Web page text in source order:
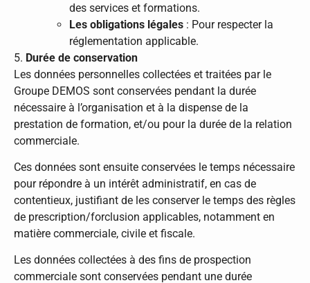
des services et formations.
Les obligations légales : Pour respecter la
réglementation applicable.
5. Durée de conservation
Les données personnelles collectées et traitées par le
Groupe DEMOS sont conservées pendant la durée
nécessaire à l’organisation et à la dispense de la
prestation de formation, et/ou pour la durée de la relation
commerciale.
Ces données sont ensuite conservées le temps nécessaire
pour répondre à un intérêt administratif, en cas de
contentieux, justifiant de les conserver le temps des règles
de prescription/forclusion applicables, notamment en
matière commerciale, civile et fiscale.
Les données collectées à des fins de prospection
commerciale sont conservées pendant une durée